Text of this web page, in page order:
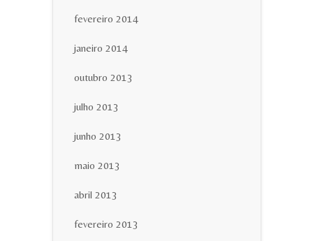
fevereiro 2014
janeiro 2014
outubro 2013
julho 2013
junho 2013
maio 2013
abril 2013
fevereiro 2013